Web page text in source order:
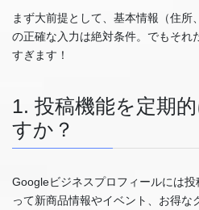
まず大前提として、基本情報（住所
の正確な入力は絶対条件。でもそれ
すぎます！
1. 投稿機能を定期
すか？
Googleビジネスプロフィールには
って新商品情報やイベント、お得な